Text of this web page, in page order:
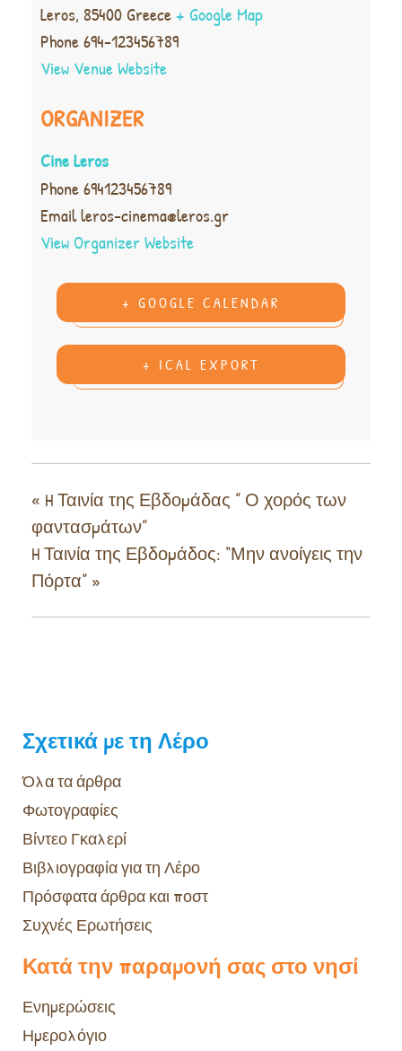
Leros, 85400 Greece+ Google Map
Phone694-123456789
View Venue Website
ORGANIZER
Cine Leros
Phone694123456789
Emailleros-cinema@leros.gr
View Organizer Website
+ GOOGLE CALENDAR
+ ICAL EXPORT
« H Ταινία της Εβδομάδας ” Ο χορός των
φαντασμάτων”
H Ταινία της Εβδομάδος: “Μην ανοίγεις την
Πόρτα” »
Σχετικά με τη Λέρο
Όλα τα άρθρα
Φωτογραφίες
Βίντεο Γκαλερί
Βιβλιογραφία για τη Λέρο
Πρόσφατα άρθρα και ποστ
Συχνές Ερωτήσεις
Κατά την παραμονή σας στο νησί
Ενημερώσεις
Ημερολόγιο